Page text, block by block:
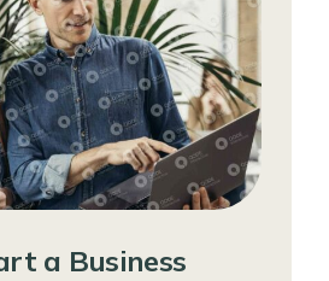
a Business